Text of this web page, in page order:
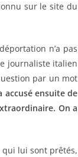
sur le site du
n’a pas
journaliste italien
par un mot
accusé ensuite de
On a
qui lui sont prêtés,